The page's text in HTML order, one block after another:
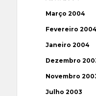
Março 2004
Fevereiro 2004
Janeiro 2004
Dezembro
Novembro
Julho 2003